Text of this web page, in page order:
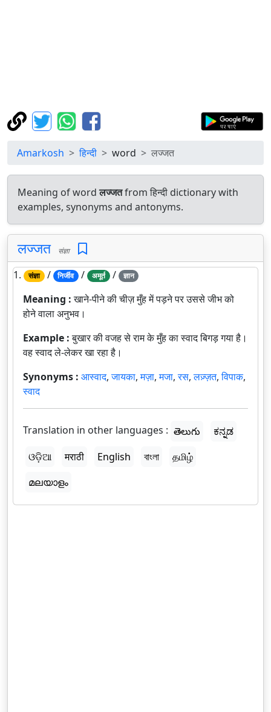
Amarkosh हिन्दी word लज्जत
Meaning of wordलज्जतfrom हिन्दी dictionary with
examples, synonyms and antonyms.
लज्जत संज्ञा
1. संज्ञा / निर्जीव / अमूर्त / ज्ञान
Meaning :खाने-पीने की चीज़ मुँह में पड़ने पर उससे जीभ को
होने वाला अनुभव।
Example :बुखार की वजह से राम के मुँह का स्वाद बिगड़ गया है।
वह स्वाद ले-लेकर खा रहा है।
Synonyms : आस्वाद,जायका,मज़ा,मजा,रस,लज़्ज़त,विपाक,
स्वाद
Translation in other languages : తెలుగు
ಕನ್ನಡ
ଓଡ଼ିଆ
मराठी English বাংলা
தமிழ்
മലയാളം